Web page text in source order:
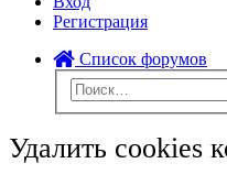
Регистрация
Список форумов
Удалить cookies